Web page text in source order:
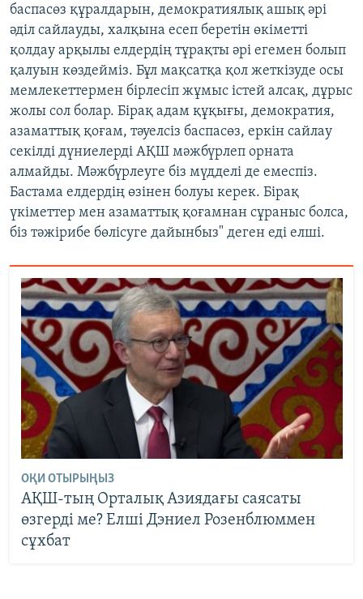
баспасөз құралдарын, демократиялық ашық әрі
әділ сайлауды, халқына есеп беретін өкіметті
қолдау арқылы елдердің тұрақты әрі егемен болып
қалуын көздейміз. Бұл мақсатқа қол жеткізуде осы
мемлекеттермен бірлесіп жұмыс істей алсақ, дұрыс
жолы сол болар. Бірақ адам құқығы, демократия,
азаматтық қоғам, тәуелсіз баспасөз, еркін сайлау
секілді дүниелерді АҚШ мәжбүрлеп орната
алмайды. Мәжбүрлеуге біз мүдделі де емеспіз.
Бастама елдердің өзінен болуы керек. Бірақ
үкіметтер мен азаматтық қоғамнан сұраныс болса,
біз тәжірибе бөлісуге дайынбыз" деген еді елші.
ОҚИ ОТЫРЫҢЫЗ
АҚШ-тың Орталық Азиядағы саясаты
өзгерді ме? Елші Дэниел Розенблюммен
сұхбат